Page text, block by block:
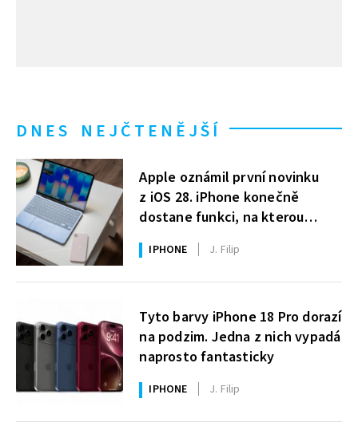
DNES NEJČTENĚJŠÍ
Apple oznámil první novinku
z iOS 28. iPhone konečně
dostane funkci, na kterou
uživatelé Windows čekají roky
IPHONE J. Filip
Tyto barvy iPhone 18 Pro dorazí
na podzim. Jedna z nich vypadá
naprosto fantasticky
IPHONE J. Filip